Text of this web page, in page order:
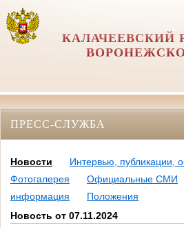
КАЛАЧЕЕВСКИЙ
ПРЕСС-СЛУЖБА
Новости
Интервью, публикации,
Фотогалерея
Официальные СМИ
информация
Положения
Новость от 07.11.2024